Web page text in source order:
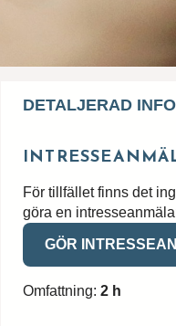
DETALJERAD
För tillfället finns det
göra en
GÖR
Omfattning: 2 h
så återkommer vi